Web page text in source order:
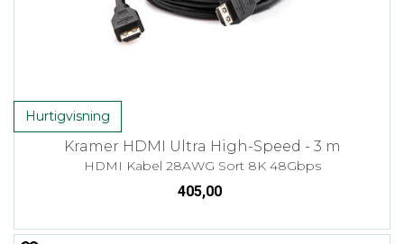
Hurtigvisning
Kramer HDMI Ultra High-Speed - 3 m
HDMI Kabel 28AWG Sort 8K 48Gbps
405,00